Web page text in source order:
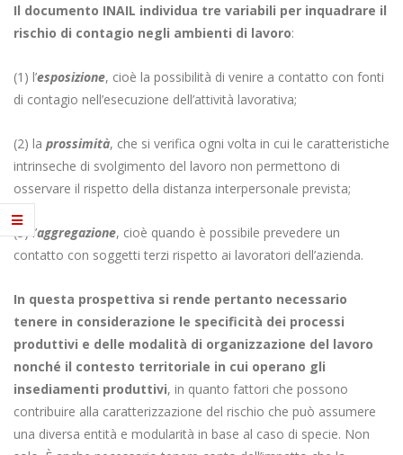
Il documento INAIL individua tre variabili per inquadrare il
rischio di contagio negli ambienti di lavoro:
(1) l’esposizione, cioè la possibilità di venire a contatto con fonti
di contagio nell’esecuzione dell’attività lavorativa;
(2) la prossimità, che si verifica ogni volta in cui le caratteristiche
intrinseche di svolgimento del lavoro non permettono di
osservare il rispetto della distanza interpersonale prevista;
(3) l’aggregazione, cioè quando è possibile prevedere un
contatto con soggetti terzi rispetto ai lavoratori dell’azienda.
In questa prospettiva si rende pertanto necessario
tenere in considerazione le specificità dei processi
produttivi e delle modalità di organizzazione del lavoro
nonché il contesto territoriale in cui operano gli
insediamenti produttivi, in quanto fattori che possono
contribuire alla caratterizzazione del rischio che può assumere
una diversa entità e modularità in base al caso di specie. Non